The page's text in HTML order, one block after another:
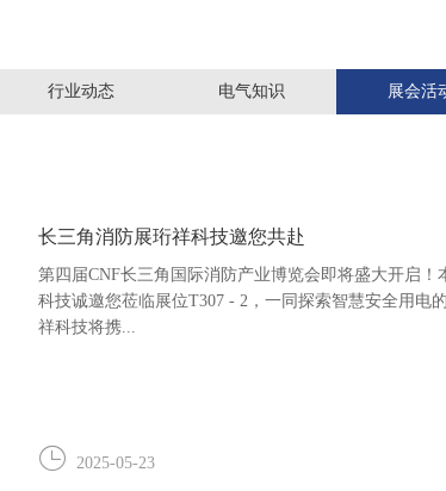
行业动态 电气知识 展会活
长三角消防展珩祥科技邀您共赴
第四届CNF长三角国际消防产业博览会即将盛大开启
科技诚邀您莅临展位T307 - 2，一同探索智慧安全用电
祥科技将携...
2025-05-23